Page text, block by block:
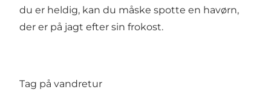
du er heldig, kan du måske spotte en havørn,
der er på jagt efter sin frokost.
Tag på vandretur